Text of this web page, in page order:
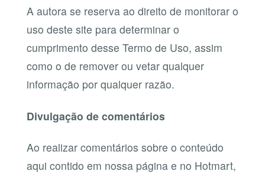
A autora se reserva ao direito de monitorar o
uso deste site para determinar o
cumprimento desse Termo de Uso, assim
como o de remover ou vetar qualquer
informação por qualquer razão.
Divulgação de comentários
Ao realizar comentários sobre o conteúdo
aqui contido em nossa página e no Hotmart,